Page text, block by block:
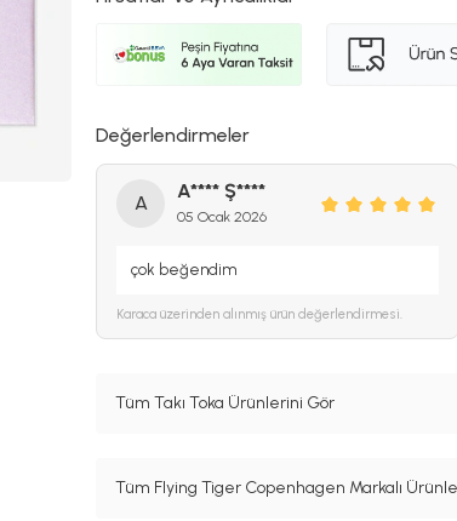
Değerlendirmeler
A
A**** Ş****
05 Ocak 2026
çok beğendim
Karaca üzerinden alınmış ürün değerlendirmesi.
Tüm Takı Toka Ürünlerini Gör
Tüm Flying Tiger Copenhagen Markalı